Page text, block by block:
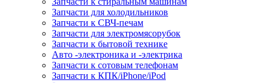
Запчасти для холодильников
Запчасти к СВЧ-печам
Запчасти для электромясорубок
Запчасти к бытовой технике
Авто -электроника и -электрика
Запчасти к сотовым телефонам
Запчасти к КПК/iPhone/iPod